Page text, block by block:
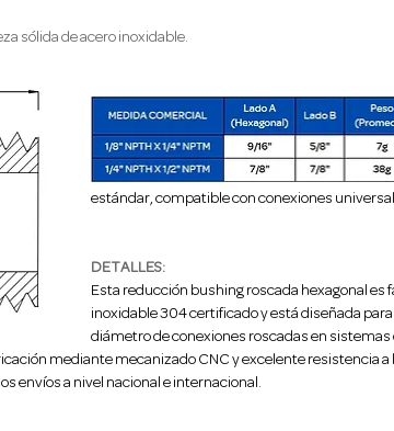
sólida de acero inoxidable.
estándar, compatible con conexiones
DETALLES:
Esta reducción bushing roscada hexagonal es
inoxidable 304 certificado y está diseñada
diámetro de conexiones roscadas en sistemas
mediante mecanizado CNC y excelente resistencia a
envíos a nivel nacional e internacional.